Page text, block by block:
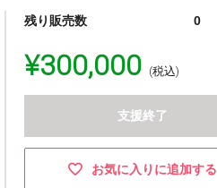
残り販売数 0
¥300,000 (税込)
支援終了
お気に入りに追加する